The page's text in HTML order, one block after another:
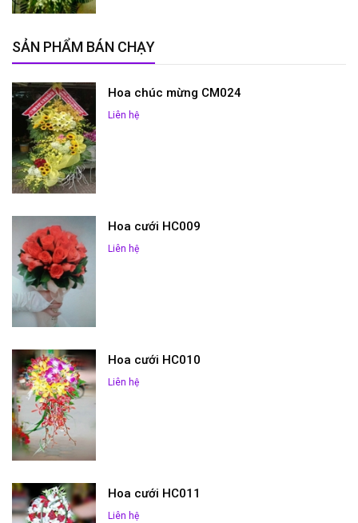
SẢN PHẨM BÁN CHẠY
Hoa chúc mừng CM024
Liên hệ
Hoa cưới HC009
Liên hệ
Hoa cưới HC010
Liên hệ
Hoa cưới HC011
Liên hệ